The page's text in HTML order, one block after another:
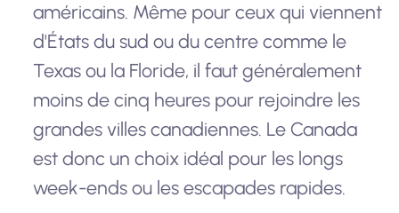
américains. Même pour ceux qui viennent
d'États du sud ou du centre comme le
Texas ou la Floride, il faut généralement
moins de cinq heures pour rejoindre les
grandes villes canadiennes. Le Canada
est donc un choix idéal pour les longs
week-ends ou les escapades rapides.